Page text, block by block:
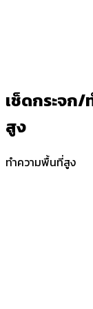
เช็ดกระจก/
สูง
ทำความพื้นที่สูง